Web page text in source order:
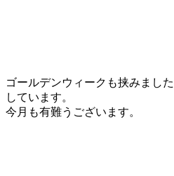
ゴールデンウィークも挟みまし
しています。
今月も有難うございます。